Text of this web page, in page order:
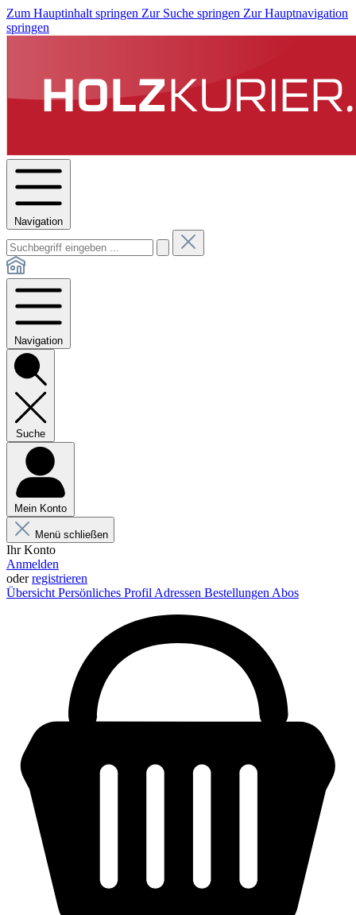
Zum Hauptinhalt springen Zur Suche springen Zur Hauptnavigation
springen
Navigation
Navigation
Suche
Mein Konto
Menü schließen
Ihr Konto
Anmelden
oderregistrieren
Übersicht Persönliches Profil Adressen Bestellungen Abos